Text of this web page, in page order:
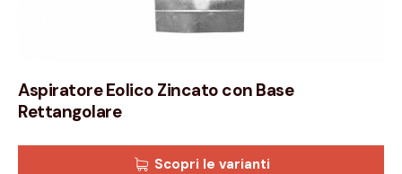
Aspiratore Eolico Zincato con Base
Rettangolare
Scopri le varianti